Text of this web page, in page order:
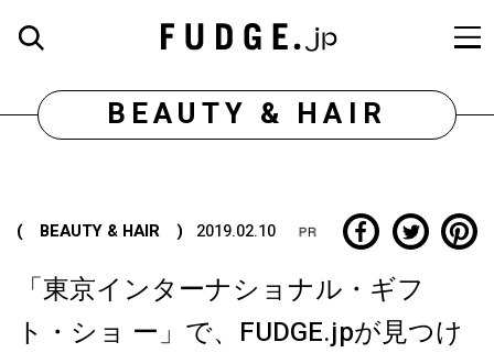
BEAUTY & HAIR
( BEAUTY & HAIR ) 2019.02.10
「東京インターナショナル・ギフ
ト・ショ ー」で、FUDGE.jpが見つけ